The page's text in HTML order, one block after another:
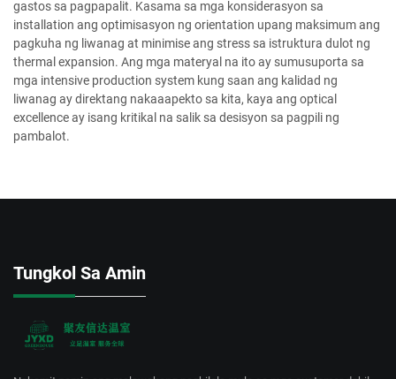
gastos sa pagpapalit. Kasama sa mga konsiderasyon sa
installation ang optimisasyon ng orientation upang maksimum ang
pagkuha ng liwanag at minimise ang stress sa istruktura dulot ng
thermal expansion. Ang mga materyal na ito ay sumusuporta sa
mga intensive production system kung saan ang kalidad ng
liwanag ay direktang nakaaapekto sa kita, kaya ang optical
excellence ay isang kritikal na salik sa desisyon sa pagpili ng
pambalot.
Tungkol Sa Amin